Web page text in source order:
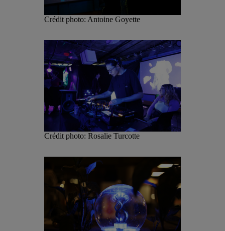
Crédit photo: Antoine Goyette
Crédit photo: Rosalie Turcotte